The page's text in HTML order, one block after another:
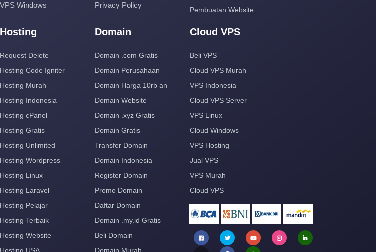
VPS Windows
Privacy Policy
Pembuatan Website
Hosting
Request Delete
Hosting Code Igniter
Hosting Murah
Hosting Indonesia
Hosting cPanel
Hosting Gratis
Hosting Unlimited
Hosting Wordpress
Hosting Linux
Hosting Laravel
Hosting Pelajar
Hosting Terbaik
Hosting Website
Hosting USA
Domain
Domain .com Gratis
Domain Perusahaan
Domain Harga 10rb an
Domain Website
Domain .xyz Gratis
Domain Gratis
Transfer Domain
Domain Indonesia
Register Domain
Promo Domain
Daftar Domain
Domain .my.id Gratis
Beli Domain
Domain Murah
Cloud VPS
Beli VPS
Cloud VPS Murah
VPS Indonesia
Cloud VPS Server
VPS Linux
Cloud Windows
VPS Hosting
Jual VPS
VPS Murah
Cloud VPS